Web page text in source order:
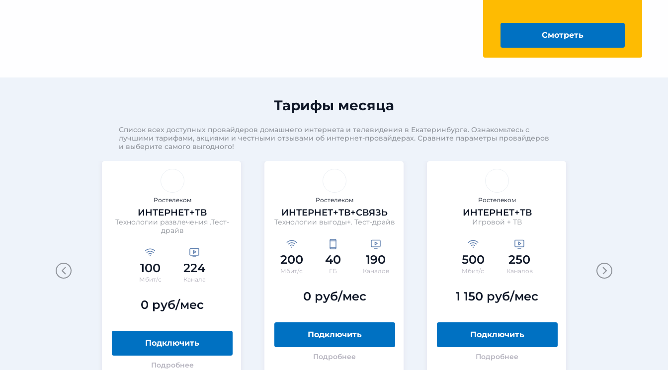
Смотреть
Тарифы месяца
Список всех доступных провайдеров домашнего интернета и телевидения в Екатеринбурге. Ознакомьтесь с
лучшими тарифами, акциями и честными отзывами об интернет-провайдерах. Сравните параметры провайдеров
и выберите самого выгодного!
Ростелеком
ИНТЕРНЕТ+ТВ
Технологии развлечения .Тест-
драйв
100
Мбит/с
224
Канала
0 руб/мес
Подключить
Подробнее
Ростелеком
ИНТЕРНЕТ+ТВ+СВЯЗЬ
Технологии выгоды+. Тест-драйв
200
Мбит/с
40
ГБ
190
Каналов
0 руб/мес
Подключить
Подробнее
Ростелеком
ИНТЕРНЕТ+ТВ
Игровой + ТВ
500
Мбит/с
250
Каналов
1 150 руб/мес
Подключить
Подробнее
200
Мбит/с